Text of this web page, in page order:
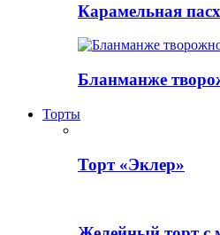
Карамельная
Бланманже
Торты
Торт «Эклер»